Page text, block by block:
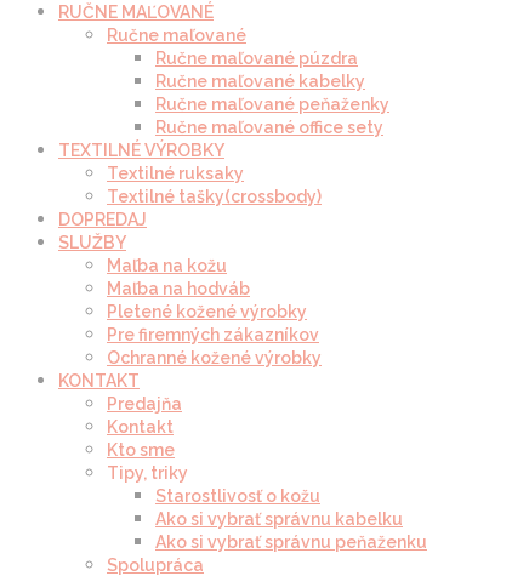
RUČNE MAĽOVANÉ
Ručne maľované
Ručne maľované púzdra
Ručne maľované kabelky
Ručne maľované peňaženky
Ručne maľované office sety
TEXTILNÉ VÝROBKY
Textilné ruksaky
Textilné tašky(crossbody)
DOPREDAJ
SLUŽBY
Maľba na kožu
Maľba na hodváb
Pletené kožené výrobky
Pre firemných zákazníkov
Ochranné kožené výrobky
KONTAKT
Predajňa
Kontakt
Kto sme
Tipy, triky
Starostlivosť o kožu
Ako si vybrať správnu kabelku
Ako si vybrať správnu peňaženku
Spolupráca